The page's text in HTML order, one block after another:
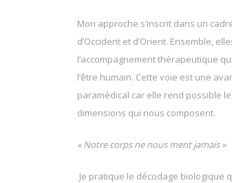
Mon approche s’inscrit dans un
d’Occident et d’Orient. Ensemble,
l’accompagnement thérapeutique
l’être humain. Cette voie est une
paramédical car elle rend possible
dimensions qui nous composent.
« Notre corps ne nous ment jamais »
Je pratique le décodage biologique